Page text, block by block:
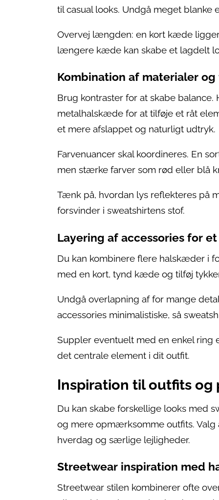
til casual looks. Undgå meget
Overvej længden: en kort kæde
længere kæde kan skabe et lagdelt
Kombination af materialer
Brug kontraster for at skabe
metalhalskæde for at tilføje et råt
et mere afslappet og naturligt udtryk.
Farvenuancer skal koordineres. En
men stærke farver som rød eller blå
Tænk på, hvordan lys reflekteres på
forsvinder i sweatshirtens stof.
Layering af accessories for
Du kan kombinere flere halskæder i
med en kort, tynd kæde og tilføj
Undgå overlapning af for mange
accessories minimalistiske, så
Suppler eventuelt med en enkel
det centrale element i dit outfit.
Inspiration til outfits
Du kan skabe forskellige looks med
og mere opmærksomme outfits.
hverdag og særlige lejligheder.
Streetwear inspiration med
Streetwear stilen kombinerer ofte